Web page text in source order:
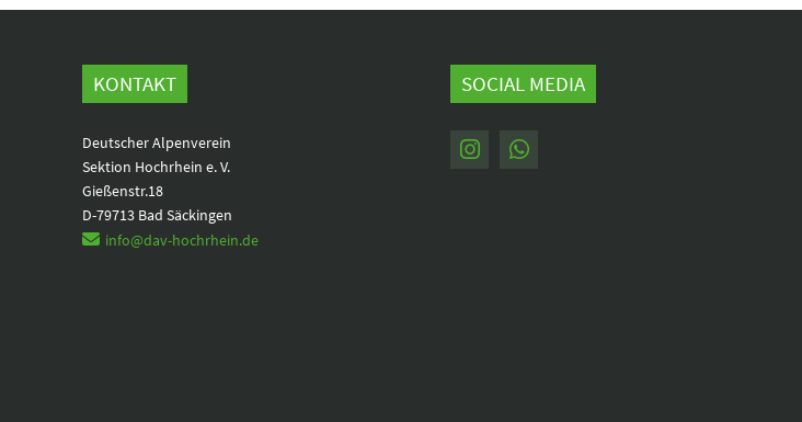
KONTAKT
Deutscher Alpenverein
Sektion Hochrhein e. V.
Gießenstr.18
D-79713 Bad Säckingen
info@dav-hochrhein.de
SOCIAL MEDIA